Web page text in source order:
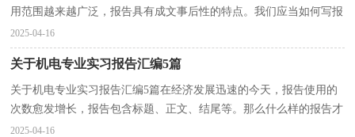
用范围越来越广泛，报告具有成文事后性的特点。我们应当如何写报
告呢？以下是小编为大家收集的学生的实习报告9篇，...
2025-04-16
关于机电专业实习报告汇编5篇
关于机电专业实习报告汇编5篇在经济发展迅速的今天，报告使用的
次数愈发增长，报告包含标题、正文、结尾等。那么什么样的报告才
是有效的呢？以下是小编整理的机电专业实习报告5篇...
2025-04-16